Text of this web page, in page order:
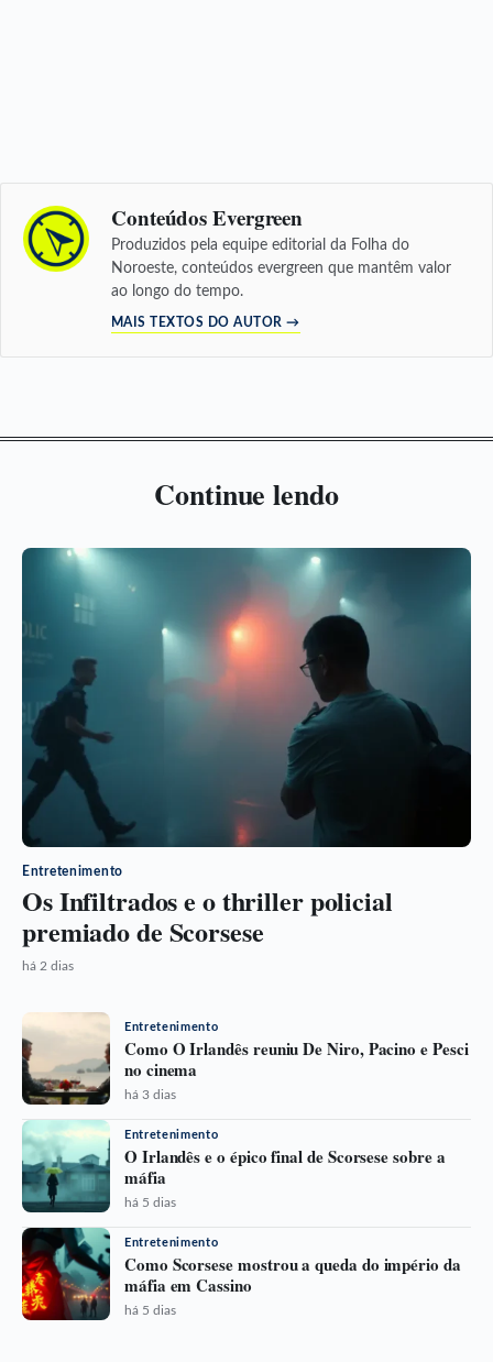
Conteúdos Evergreen
Produzidos pela equipe editorial da Folha do
Noroeste, conteúdos evergreen que mantêm valor
ao longo do tempo.
MAIS TEXTOS DO AUTOR →
Continue lendo
Entretenimento
Os Infiltrados e o thriller policial
premiado de Scorsese
há 2 dias
Entretenimento
Como O Irlandês reuniu De Niro, Pacino e Pesci
no cinema
há 3 dias
Entretenimento
O Irlandês e o épico final de Scorsese sobre a
máfia
há 5 dias
Entretenimento
Como Scorsese mostrou a queda do império da
máfia em Cassino
há 5 dias